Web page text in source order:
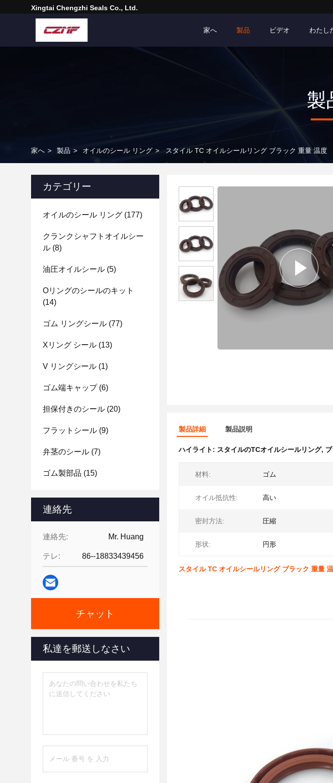
Xingtai Chengzhi Seals Co., Ltd.
家へ 製品 ビデオ わたし
製
家へ > 製品 > オイルのシール リング > スタイル TC オイルシールリング ブラック 重量 温度
カテゴリー
オイルのシール リング (177)
クランクシャフトオイルシー
ル (8)
油圧オイルシール (5)
Oリングのシールのキット
(14)
ゴム リングシール (77)
Xリング シール (13)
V リングシール (1)
ゴム端キャップ(6)
担保付きのシール (20)
フラットシール (9)
弁茎のシール (7)
ゴム製部品 (15)
連絡先
連絡先: Mr. Huang
テレ: 86--18833439456
チャット
私達を郵送しなさい
製品詳細 製品説明
ハイライト: スタイルのTCオイルシールリング,
材料: ゴム
オイル抵抗性: 高い
密封方法: 圧縮
形状: 円形
スタイル TC オイルシールリング ブラック 重量